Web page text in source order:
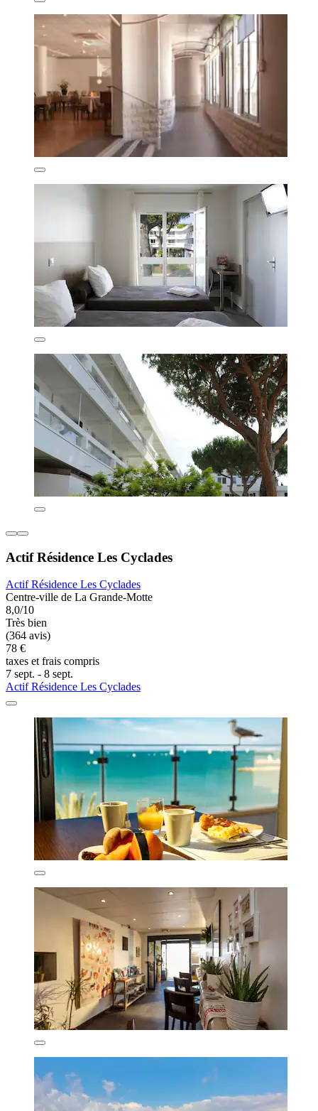
Actif Résidence Les Cyclades
Actif Résidence Les Cyclades
Centre-ville de La Grande-Motte
8,0/10
Très bien
(364 avis)
78 €
taxes et frais compris
7 sept. - 8 sept.
Actif Résidence Les Cyclades